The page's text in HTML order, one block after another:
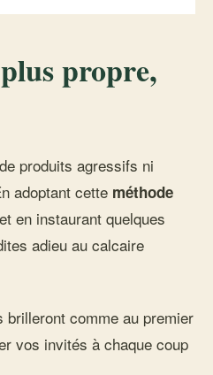
propre,
produits agressifs ni
adoptant cette méthode
et en instaurant quelques
adieu au calcaire
brilleront comme au premier
vos invités à chaque coup